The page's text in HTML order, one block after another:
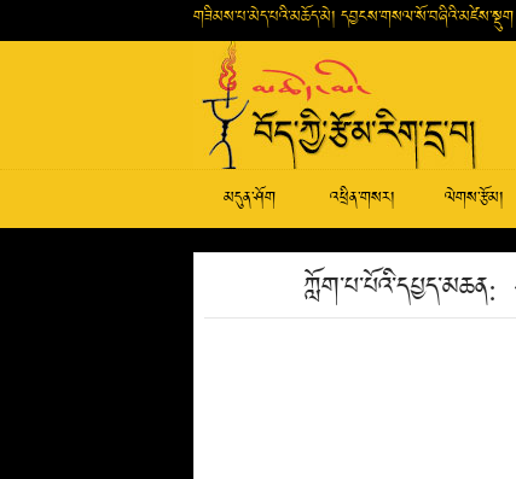
གཟིམས་པ་མེད་པའི་མཆོད་མེ། དབྱངས་གསལ་སོ་བཞིའི་མཛེས་སྡུག
མདུན་ཤོག འཕྲིན་གསར། ལེགས་རྩོམ།
ཀློག་པ་པོའི་དཔྱད་མཆན: